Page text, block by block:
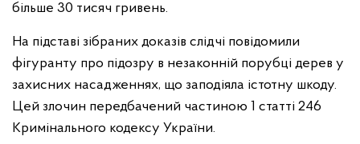
більше 30 тисяч гривень.
На підставі зібраних доказів слідчі повідомили
фігуранту про підозру в незаконній порубці дерев у
захисних насадженнях, що заподіяла істотну шкоду.
Цей злочин передбачений частиною 1 статті 246
Кримінального кодексу України.